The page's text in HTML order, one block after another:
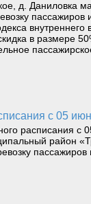
д. Даниловка
пассажиров
в размере
с 05
расписания с
район